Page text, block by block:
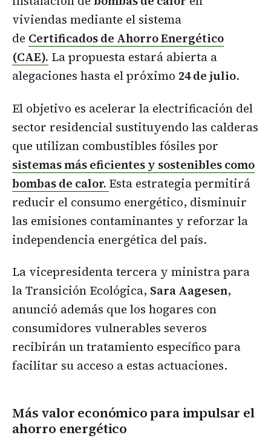
viviendas mediante el sistema
de Certificados de Ahorro Energético
(CAE). La propuesta estará abierta a
alegaciones hasta el próximo 24 de julio.
El objetivo es acelerar la electrificación del
sector residencial sustituyendo las calderas
que utilizan combustibles fósiles por
sistemas más eficientes y sostenibles como
bombas de calor. Esta estrategia permitirá
reducir el consumo energético, disminuir
las emisiones contaminantes y reforzar la
independencia energética del país.
La vicepresidenta tercera y ministra para
la Transición Ecológica, Sara Aagesen,
anunció además que los hogares con
consumidores vulnerables severos
recibirán un tratamiento específico para
facilitar su acceso a estas actuaciones.
Más valor económico para impulsar el
ahorro energético